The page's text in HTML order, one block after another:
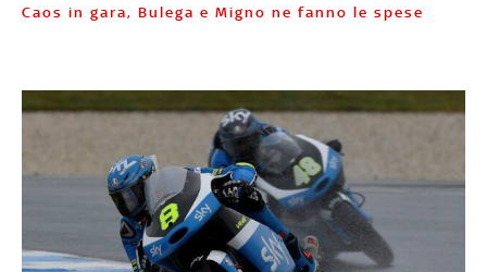
Caos in gara, Bulega e Migno ne fanno le spese